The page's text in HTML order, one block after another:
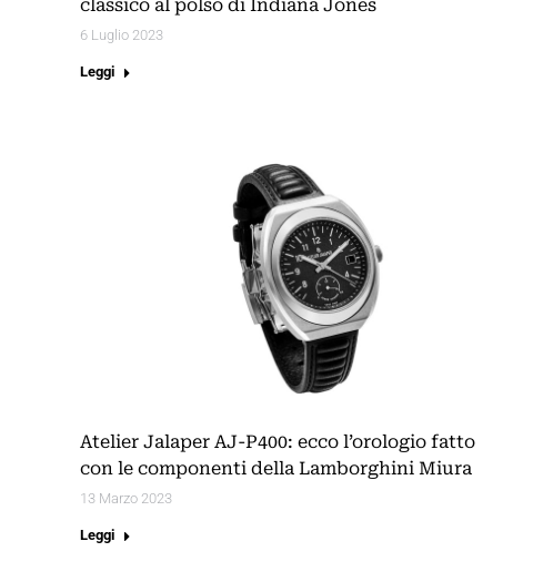
classico al polso di Indiana Jones
6 Luglio 2023
Leggi
Atelier Jalaper AJ-P400: ecco l’orologio fatto
con le componenti della Lamborghini Miura
13 Marzo 2023
Leggi